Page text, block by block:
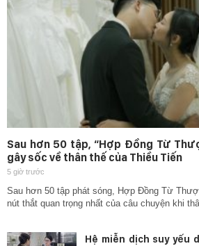
Sau hơn 50 tập, “Hợp Đồng Từ
gây sốc về thân thế của Thiều Tiến
5 giờ trước
Sau hơn 50 tập phát sóng, Hợp Đồng Từ
nút thắt quan trọng nhất của câu chuyện khi
Hệ miễn dịch suy yếu